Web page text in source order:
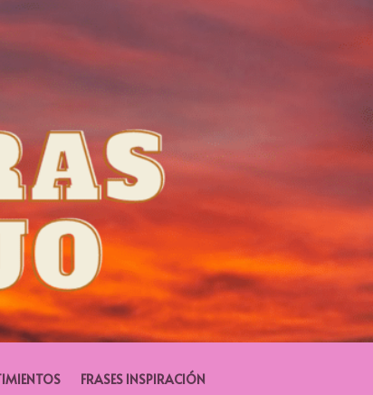
FRASES INSPIRACIÓN